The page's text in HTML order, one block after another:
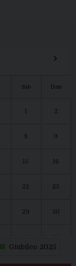
›
Sab Dom
1 2
8 9
15 16
22 23
29 30
Giubileo 2025